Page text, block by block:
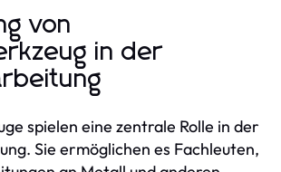
von
in der
spielen eine zentrale Rolle in der
Sie ermöglichen es Fachleuten,